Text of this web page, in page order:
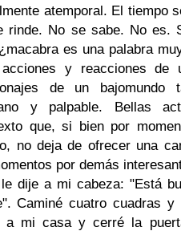
atemporal. El tiempo
rinde. No se sabe. No es.
macabra es una palabra
y reacciones de
de un bajomundo
y palpable. Bellas
que, si bien por
no deja de ofrecer una
por demás
dije a mi cabeza: "Está
Caminé cuatro cuadras y
a mi casa y cerré la